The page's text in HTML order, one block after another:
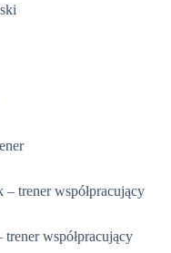
– trener współpracujący
współpracujący